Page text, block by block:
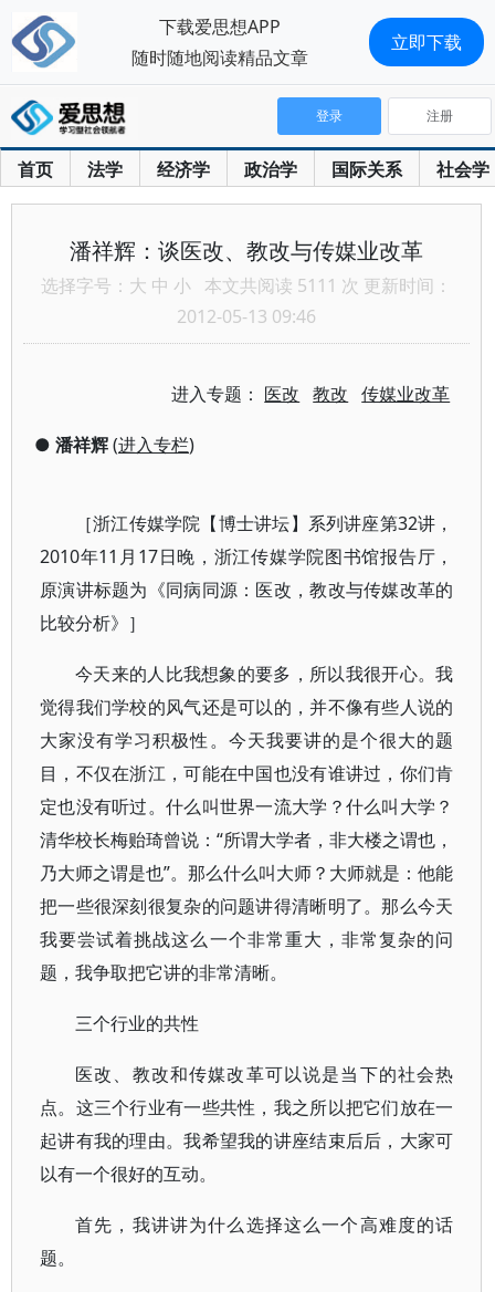
首页 法学 经济学 政治学 国际关系 社会学
登录 注册
潘祥辉：谈医改、教改与传媒业改革
选择字号： 大 中 小 本文共阅读 5111 次 更新时间：
2012-05-13 09:46
进入专题： 医改 教改 传媒业改革
● 潘祥辉(进入专栏)
［浙江传媒学院【博士讲坛】系列讲座第32讲，
2010年11月17日晚，浙江传媒学院图书馆报告厅，
原演讲标题为《同病同源：医改，教改与传媒改革的
比较分析》］
今天来的人比我想象的要多，所以我很开心。我
觉得我们学校的风气还是可以的，并不像有些人说的
大家没有学习积极性。今天我要讲的是个很大的题
目，不仅在浙江，可能在中国也没有谁讲过，你们肯
定也没有听过。什么叫世界一流大学？什么叫大学？
清华校长梅贻琦曾说：“所谓大学者，非大楼之谓也，
乃大师之谓是也”。那么什么叫大师？大师就是：他能
把一些很深刻很复杂的问题讲得清晰明了。那么今天
我要尝试着挑战这么一个非常重大，非常复杂的问
题，我争取把它讲的非常清晰。
三个行业的共性
医改、教改和传媒改革可以说是当下的社会热
点。这三个行业有一些共性，我之所以把它们放在一
起讲有我的理由。我希望我的讲座结束后后，大家可
以有一个很好的互动。
首先，我讲讲为什么选择这么一个高难度的话
题。
下载爱思想APP
随时随地阅读精品文章
立即下载